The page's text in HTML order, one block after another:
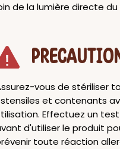
de la lumière directe du
vous de stériliser
et contenants
Effectuez un
d'utiliser le produit
toute réaction